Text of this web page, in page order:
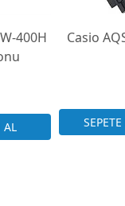
400H
Casio